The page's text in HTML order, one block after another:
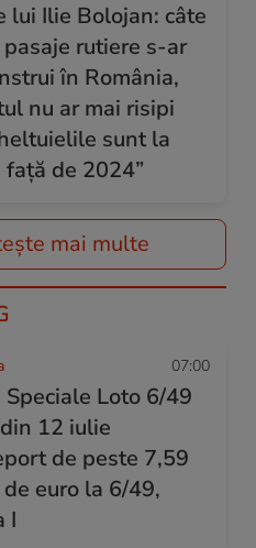
lui Ilie Bolojan: câte
rutiere s-ar
în România,
nu ar mai risipi
sunt la
de 2024”
mai multe
07:00
Loto 6/49
12 iulie
de peste 7,59
euro la 6/49,
I